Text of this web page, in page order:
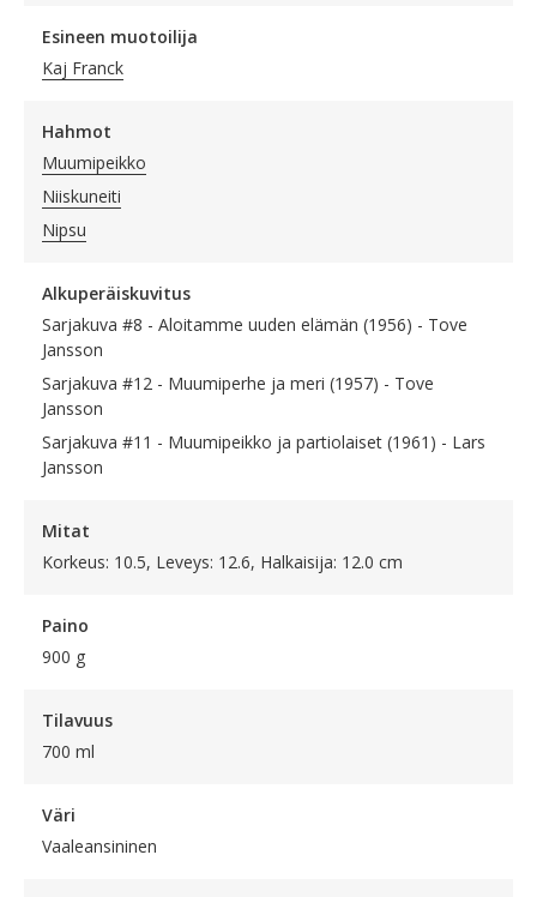
Esineen muotoilija
Kaj Franck
Hahmot
Muumipeikko
Niiskuneiti
Nipsu
Alkuperäiskuvitus
Sarjakuva #8 - Aloitamme uuden elämän (1956) - Tove
Jansson
Sarjakuva #12 - Muumiperhe ja meri (1957) - Tove
Jansson
Sarjakuva #11 - Muumipeikko ja partiolaiset (1961) - Lars
Jansson
Mitat
Korkeus: 10.5, Leveys: 12.6, Halkaisija: 12.0 cm
Paino
900 g
Tilavuus
700 ml
Väri
Vaaleansininen